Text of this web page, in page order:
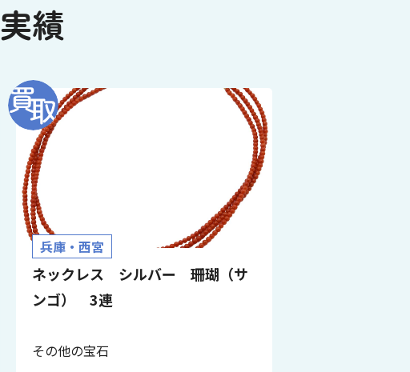
実績
兵庫・西宮
ネックレス シルバー 珊瑚（サ
ンゴ） 3連
その他の宝石